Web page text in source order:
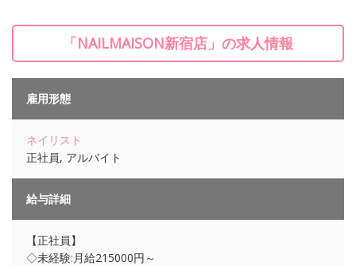
「NAILMAISON新宿店」の求人情報
雇用形態
ネイリスト
正社員, アルバイト
給与詳細
【正社員】
◇未経験:月給215000円～